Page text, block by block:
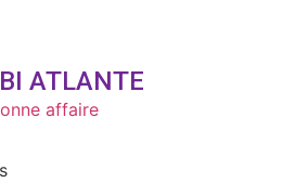
ATLANTE
affaire